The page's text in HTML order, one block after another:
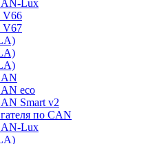
Lux
V66
V67
eco
Smart v2
по CAN
Lux